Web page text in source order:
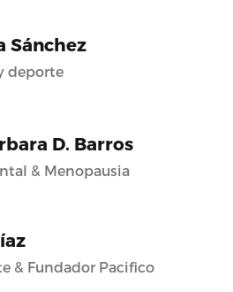
Sánchez
deporte
D. Barros
& Menopausia
& Fundador Pacifico